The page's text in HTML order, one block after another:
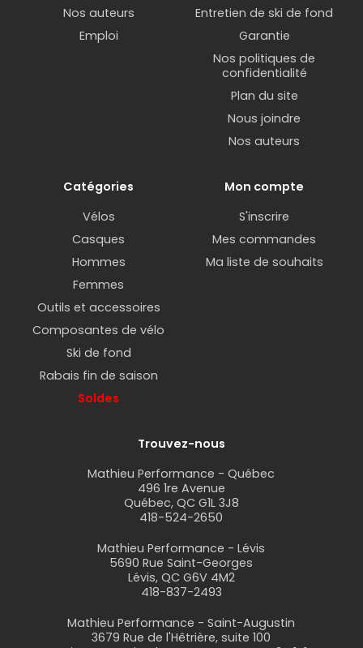
Nos auteurs
Emploi
Entretien de ski de fond
Garantie
Nos politiques de
confidentialité
Plan du site
Nous joindre
Nos auteurs
Catégories
Vélos
Casques
Hommes
Femmes
Outils et accessoires
Composantes de vélo
Ski de fond
Rabais fin de saison
Soldes
Mon compte
S'inscrire
Mes commandes
Ma liste de souhaits
Trouvez-nous
Mathieu Performance - Québec
496 1re Avenue
Québec, QC G1L 3J8
418-524-2650
Mathieu Performance - Lévis
5690 Rue Saint-Georges
Lévis, QC G6V 4M2
418-837-2493
Mathieu Performance - Saint-Augustin
3679 Rue de l'Hêtrière, suite 100